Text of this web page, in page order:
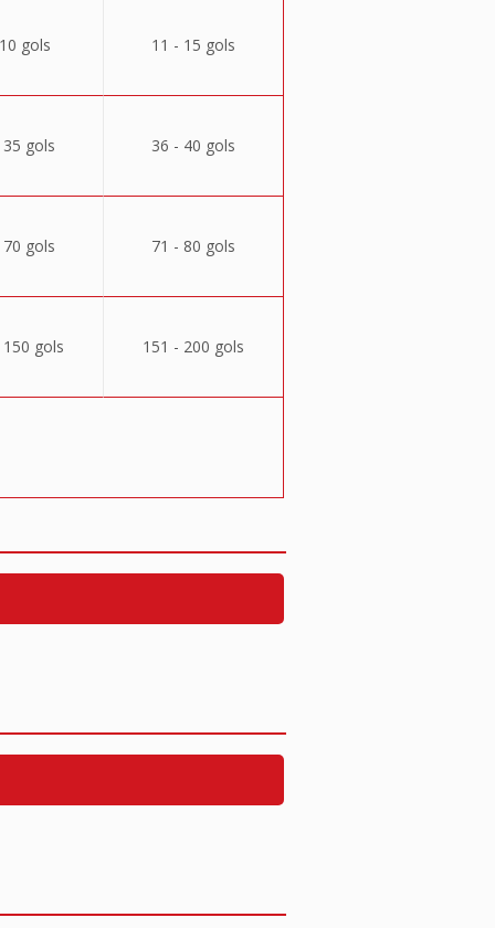
gols 11 - 15 gols
gols 36 - 40 gols
gols 71 - 80 gols
gols 151 - 200 gols